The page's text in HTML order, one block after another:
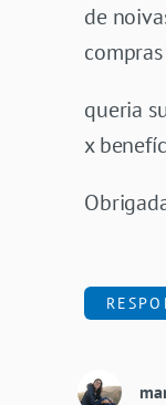
de
queria
x